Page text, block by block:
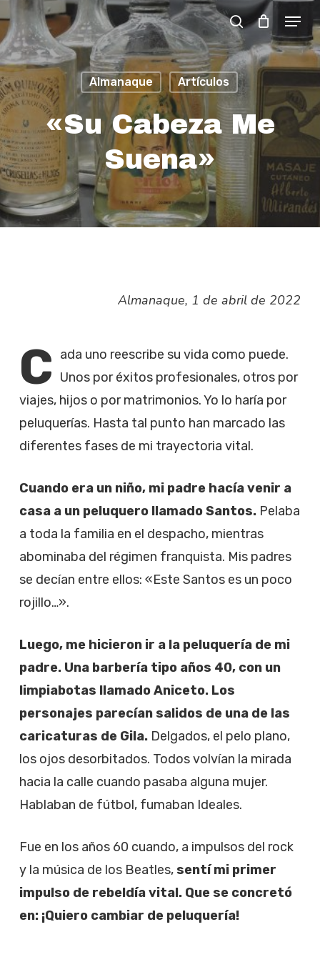
Skip
to
main
content
search
Menu
Almanaque Artículos
«Su Cabeza Me
Suena»
Almanaque, 1 de abril de 2022
C ada uno reescribe su vida como puede.
Unos por éxitos profesionales, otros por
viajes, hijos o por matrimonios. Yo lo haría por
peluquerías. Hasta tal punto han marcado las
diferentes fases de mi trayectoria vital.
Cuando era un niño, mi padre hacía venir a
casa a un peluquero llamado Santos.Pelaba
a toda la familia en el despacho, mientras
abominaba del régimen franquista. Mis padres
se decían entre ellos: «Este Santos es un poco
rojillo…».
Luego, me hicieron ir a la peluquería de mi
padre. Una barbería tipo años 40, con un
limpiabotas llamado Aniceto. Los
personajes parecían salidos de una de las
caricaturas de Gila.Delgados, el pelo plano,
los ojos desorbitados. Todos volvían la mirada
hacia la calle cuando pasaba alguna mujer.
Hablaban de fútbol, fumaban Ideales.
Fue en los años 60 cuando, a impulsos del rock
y la música de los Beatles,sentí mi primer
impulso de rebeldía vital. Que se concretó
en: ¡Quiero cambiar de peluquería!
Close
Menu